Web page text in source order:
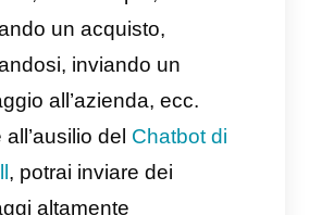
soluzioni atte alla
del programma
su una piattaforma